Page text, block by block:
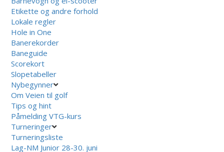
Etikette og andre forhold
Lokale regler
Hole in One
Banerekorder
Baneguide
Scorekort
Slopetabeller
Nybegynner
Om Veien til golf
Tips og hint
Påmelding VTG-kurs
Turneringer
Turneringsliste
Lag-NM Junior 28-30. juni